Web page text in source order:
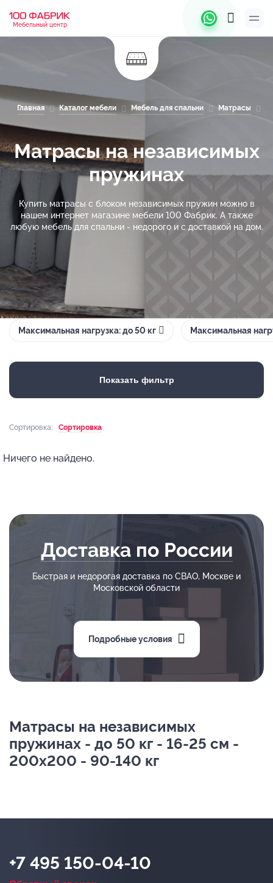
Мебельный центр
Главная Каталог мебели Мебель для спальни Матрасы
Матрасы на независимых
пружинах
Купить матрасы с блоком независимых пружин можно в
нашем интернет магазине мебели 100 Фабрик. А также
любую мебель для спальни - недорого и с доставкой на дом.
Максимальная нагрузка: до 50 кг Максимальная
Показать фильтр
Сортировка: Сортировка
Ничего не найдено.
Доставка по России
Быстрая и недорогая доставка по СВАО, Москве и
Московской области
Подробные условия
Матрасы на независимых
пружинах - до 50 кг - 16-25 см -
200х200 - 90-140 кг
+7 495 150-04-10